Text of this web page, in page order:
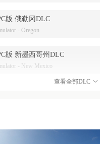
版 俄勒冈DLC
- Oregon
版 新墨西哥州DLC
- New Mexico
查看全部DLC